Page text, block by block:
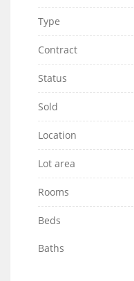
Type
Contract
Status
Sold
Location
Lot area
Rooms
Beds
Baths